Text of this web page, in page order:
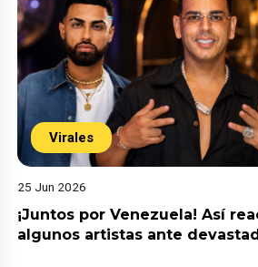
Virales
25 Jun 2026
¡Juntos por Venezuela! Así
algunos artistas ante